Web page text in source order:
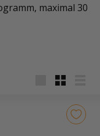
maximal 30
großKlein